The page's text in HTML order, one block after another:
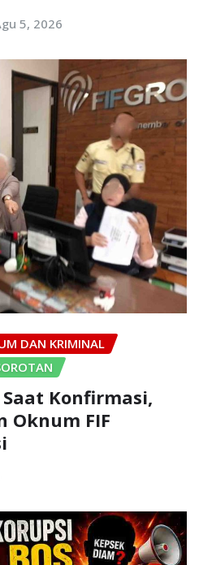
5, 2026
DAN KRIMINAL
Konfirmasi,
Oknum FIF